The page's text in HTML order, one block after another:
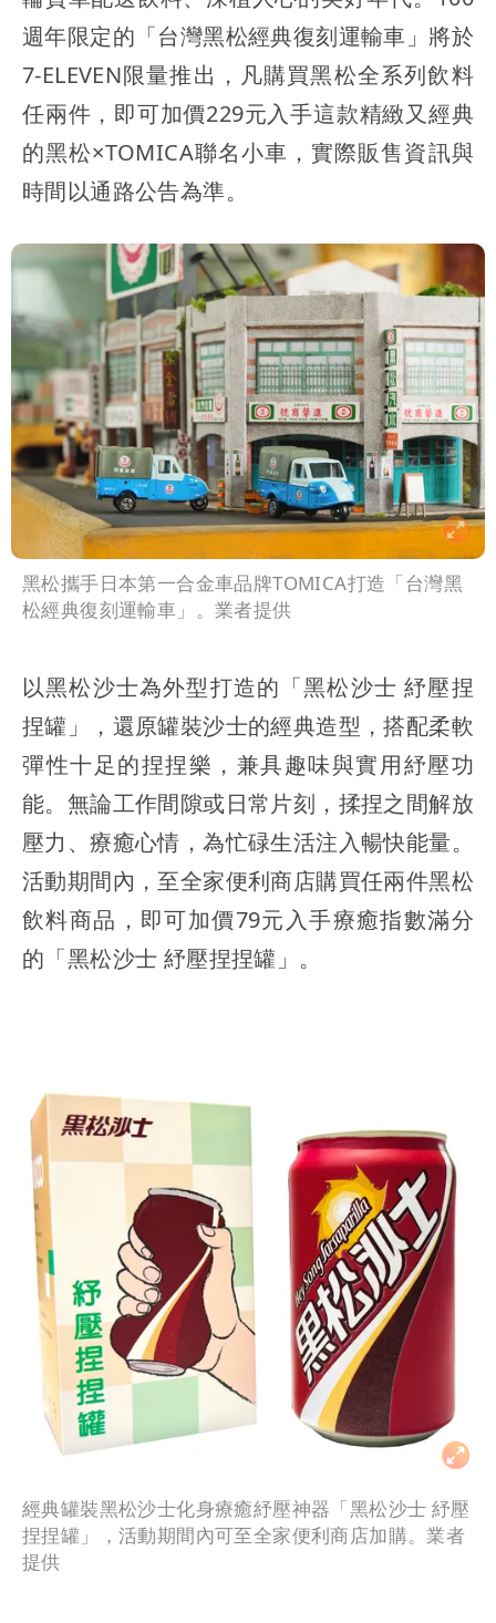
週年限定的「台灣黑松經典復刻運輸車」將於
7-ELEVEN限量推出，凡購買黑松全系列飲料
任兩件，即可加價229元入手這款精緻又經典
的黑松×TOMICA聯名小車，實際販售資訊與
時間以通路公告為準。
黑松攜手日本第一合金車品牌TOMICA打造「台灣黑
松經典復刻運輸車」。業者提供
以黑松沙士為外型打造的「黑松沙士 紓壓捏
捏罐」，還原罐裝沙士的經典造型，搭配柔軟
彈性十足的捏捏樂，兼具趣味與實用紓壓功
能。無論工作間隙或日常片刻，揉捏之間解放
壓力、療癒心情，為忙碌生活注入暢快能量。
活動期間內，至全家便利商店購買任兩件黑松
飲料商品，即可加價79元入手療癒指數滿分
的「黑松沙士 紓壓捏捏罐」。
經典罐裝黑松沙士化身療癒紓壓神器「黑松沙士 紓壓
捏捏罐」，活動期間內可至全家便利商店加購。業者
提供